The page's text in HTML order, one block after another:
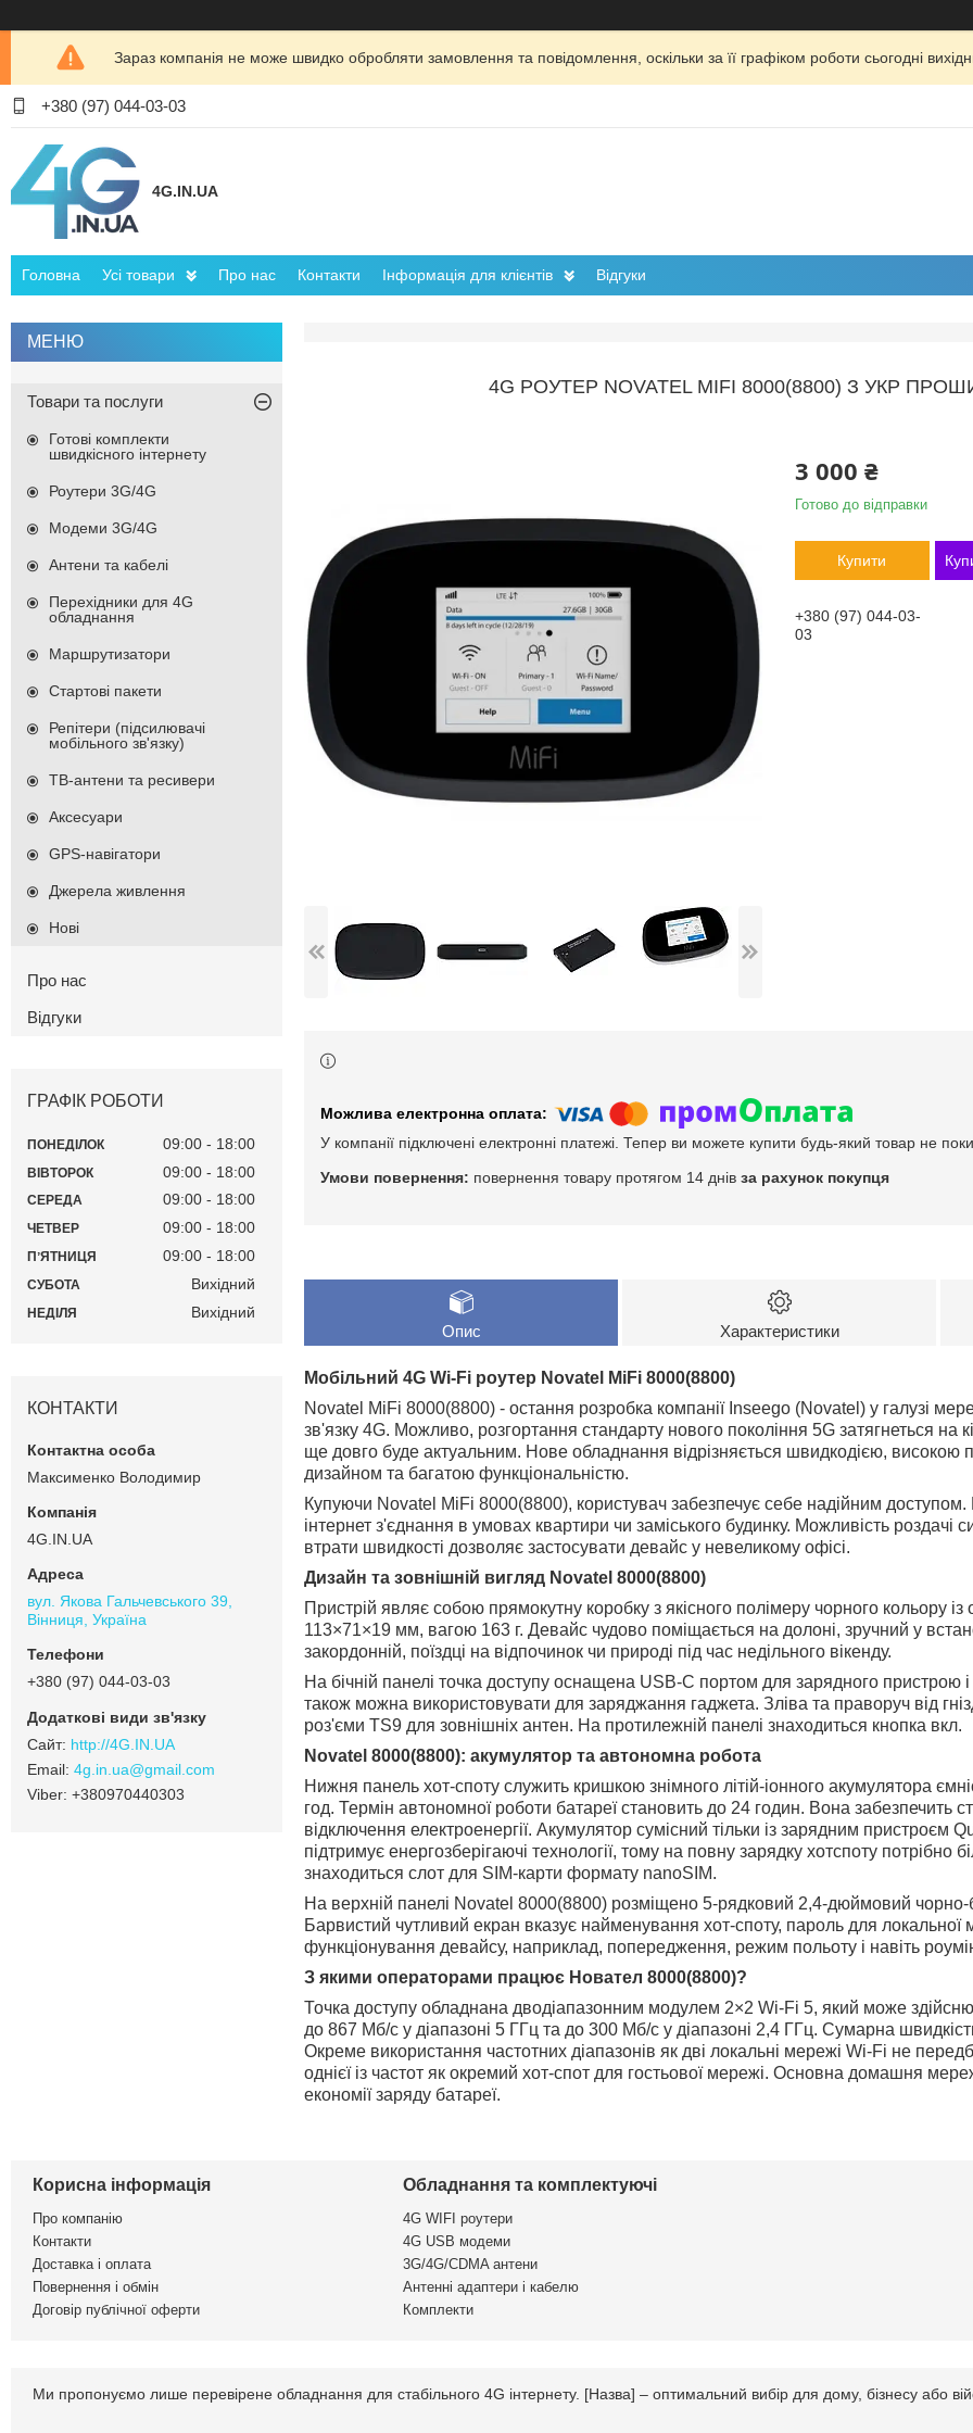
Зараз компанія не може швидко обробляти замовлення та повідомлення, оскільки за її графіком роботи сьогодні
+380 (97) 044-03-03
4G.IN.UA
Головна Усі товари Про нас Контакти Інформація для клієнтів Відгуки
4G РОУТЕР NOVATEL MIFI 8000(8800) З УКР
3 000 ₴
Готово до відправки
Купити
+380 (97) 044-03-
03
У компанії підключені електронні платежі. Тепер ви можете купити будь-який товар не
повернення товару протягом 14 днів за рахунок покупця
Опис Характеристики
Мобільний 4G Wi-Fi роутер Novatel MiFi 8000(8800)
Novatel MiFi 8000(8800) - остання розробка компанії Inseego (Novatel) у галузі
зв'язку 4G. Можливо, розгортання стандарту нового покоління 5G затягнеться на
ще довго буде актуальним. Нове обладнання відрізняється швидкодією, високою
дизайном та багатою функціональністю.
Купуючи Novatel MiFi 8000(8800), користувач забезпечує себе надійним доступом.
інтернет з'єднання в умовах квартири чи заміського будинку. Можливість роздачі
втрати швидкості дозволяє застосувати девайс у невеликому офісі.
Дизайн та зовнішній вигляд Novatel 8000(8800)
Пристрій являє собою прямокутну коробку з якісного полімеру чорного кольору
113×71×19 мм, вагою 163 г. Девайс чудово поміщається на долоні, зручний у
закордонній, поїздці на відпочинок чи природі під час недільного вікенду.
На бічній панелі точка доступу оснащена USB-C портом для зарядного пристрою
також можна використовувати для заряджання гаджета. Зліва та праворуч від
роз'єми TS9 для зовнішніх антен. На протилежній панелі знаходиться кнопка вкл.
Novatel 8000(8800): акумулятор та автономна робота
Нижня панель хот-споту служить кришкою знімного літій-іонного акумулятора
год. Термін автономної роботи батареї становить до 24 годин. Вона забезпечить
відключення електроенергії. Акумулятор сумісний тільки із зарядним
підтримує енергозберігаючі технології, тому на повну зарядку хотспоту потрібно
знаходиться слот для SIM-карти формату nanoSIM.
На верхній панелі Novatel 8000(8800) розміщено 5-рядковий 2,4-дюймовий чорно-
Барвистий чутливий екран вказує найменування хот-споту, пароль для локальної
функціонування девайсу, наприклад, попередження, режим польоту і навіть
З якими операторами працює Новател 8000(8800)?
Точка доступу обладнана дводіапазонним модулем 2×2 Wi-Fi 5, який може
до 867 Мб/с у діапазоні 5 ГГц та до 300 Мб/с у діапазоні 2,4 ГГц. Сумарна
Окреме використання частотних діапазонів як дві локальні мережі Wi-Fi не
однієї із частот як окремий хот-спот для гостьової мережі. Основна домашня
економії заряду батареї.
Товари та послуги
Готові комплекти
швидкісного інтернету
Роутери 3G/4G
Модеми 3G/4G
Антени та кабелі
Перехідники для 4G
обладнання
Маршрутизатори
Стартові пакети
Репітери (підсилювачі
мобільного зв'язку)
ТВ-антени та ресивери
Аксесуари
GPS-навігатори
Джерела живлення
Нові
Про нас
Відгуки
ГРАФІК РОБОТИ
ПОНЕДІЛОК 09:00 18:00
ВІВТОРОК 09:00 18:00
СЕРЕДА 09:00 18:00
ЧЕТВЕР 09:00 18:00
ПʼЯТНИЦЯ 09:00 18:00
СУБОТА Вихідний
НЕДІЛЯ Вихідний
КОНТАКТИ
Максименко Володимир
4G.IN.UA
вул. Якова Гальчевського 39,
Вінниця, Україна
+380 (97) 044-03-03
http://4G.IN.UA
4g.in.ua@gmail.com
+380970440303
Корисна інформація
Про компанію
Контакти
Доставка і оплата
Повернення і обмін
Договір публічної оферти
Обладнання та комплектуючі
4G WIFI роутери
4G USB модеми
3G/4G/CDMA антени
Антенні адаптери і кабелю
Комплекти
Ми пропонуємо лише перевірене обладнання для стабільного 4G інтернету. [Назва] – оптимальний вибір для дому, бізнесу або